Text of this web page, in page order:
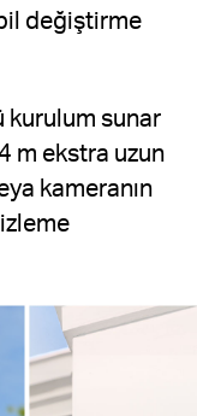
değiştirme
kurulum sunar
m ekstra uzun
kameranın